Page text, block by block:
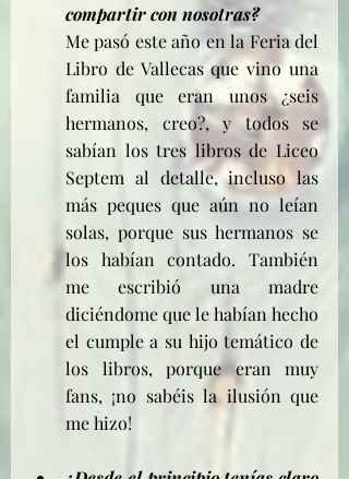
compartir con nosotras?
Me pasó este año en la Feria del
Libro de Vallecas que vino una
familia que eran unos ¿seis
hermanos, creo?, y todos se
sabían los tres libros de Liceo
Septem al detalle, incluso las
más peques que aún no leían
solas, porque sus hermanos se
los habían contado. También
me escribió una madre
diciéndome que le habían hecho
el cumple a su hijo temático de
los libros, porque eran muy
fans, ¡no sabéis la ilusión que
me hizo!